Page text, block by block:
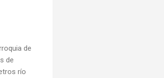
de
de
río